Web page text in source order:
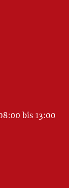
bis 13:00